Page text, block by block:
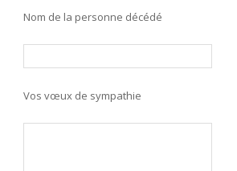
Nom de la personne décédé
Vos vœux de sympathie